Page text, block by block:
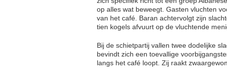
op alles wat beweegt. Gasten vluchten
van het café. Baran achtervolgt zijn
tien kogels afvuurt op de vluchtende
Bij de schietpartij vallen twee dodelijke
bevindt zich een toevallige
langs het café loopt. Zij raakt